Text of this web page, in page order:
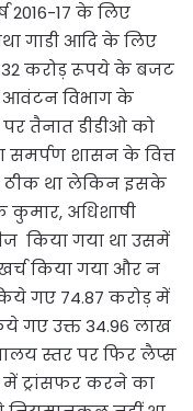
2016-17 के लिए
गाडी आदि के लिए
करोड़ रूपये के बजट
आवंटन विभाग के
तैनात डीडीओ को
समर्पण शासन के वित्त
ठीक था लेकिन इसके
कुमार, अधिशाषी
किया गया था उसमें
किया गया और न
गए 74.87 करोड़ में
गए उक्त 34.96 लाख
स्तर पर फिर लैप्स
ट्रांसफर करने का